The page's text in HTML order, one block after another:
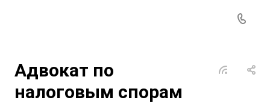
Адвокат по
налоговым спорам